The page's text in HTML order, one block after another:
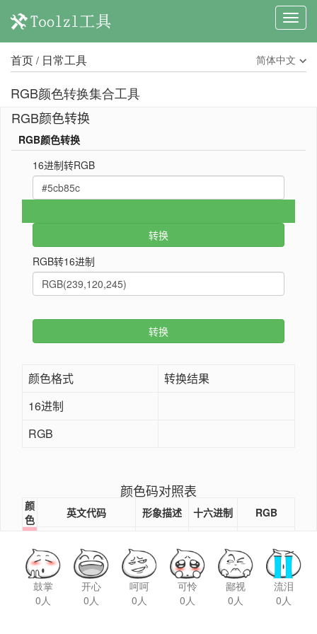
首页 / 日常工具 简体中文
RGB颜色转换集合工具
鼓掌
0人
开心
0人
呵呵
0人
可怜
0人
鄙视
0人
流泪
0人